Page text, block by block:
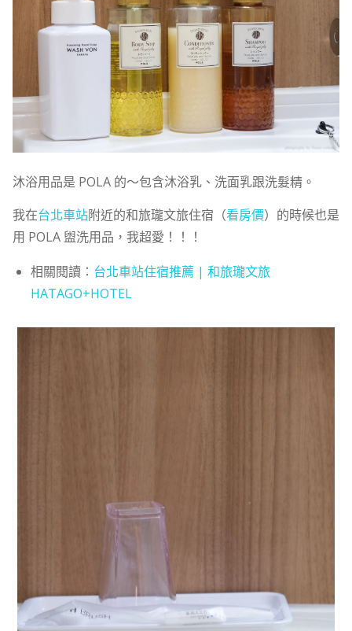
沐浴用品是 POLA 的～包含沐浴乳、洗面乳跟洗髮精。
我在台北車站附近的和旅瓏文旅住宿（看房價）的時候也是
用 POLA 盥洗用品，我超愛！！！
相關閱讀： 台北車站住宿推薦 | 和旅瓏文旅
HATAGO+HOTEL